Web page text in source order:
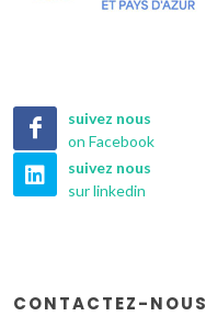
suivez nous
on Facebook
suivez nous
sur linkedin
CONTACTEZ-NOUS